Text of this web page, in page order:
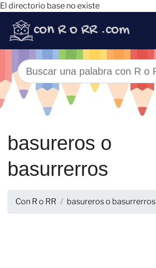
El directorio base no existe
basureros o
basurrerros
Con R o RR basureros o basurrerros